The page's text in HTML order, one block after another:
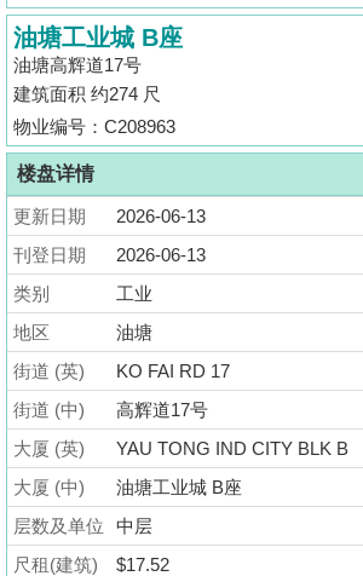
地
产
博
客
地
产
新
闻
数
据
公
布
置
业
手
册
油塘工业城 B座
油塘高辉道17号
建筑面积 约274 尺
物业编号：C208963
楼盘详情
更新日期
2026-06-13
刊登日期
2026-06-13
类别
工业
地区
油塘
街道 (英)
KO FAI RD 17
街道 (中)
高辉道17号
大厦 (英)
YAU TONG IND CITY BLK B
大厦 (中)
油塘工业城 B座
层数及单位
中层
尺租(建筑)
$17.52